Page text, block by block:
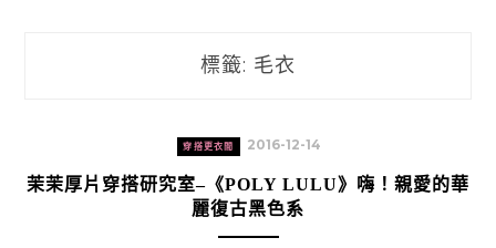
標籤: 毛衣
穿搭更衣間 2016-12-14
茉茉厚片穿搭研究室–《POLY LULU》嗨！親愛的華
麗復古黑色系